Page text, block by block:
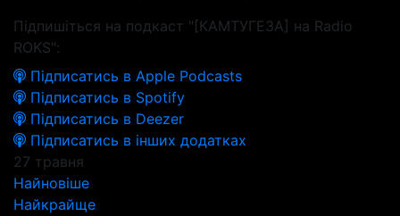
Підпишіться на подкаст "[КАМТУГЕЗА] на Radio
ROKS":
Підписатись в Apple Podcasts
Підписатись в Spotify
Підписатись в Deezer
Підписатись в інших додатках
27 травня
Найновіше
Найкрайще